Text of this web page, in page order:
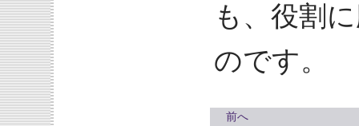
も、役割
のです。
前へ